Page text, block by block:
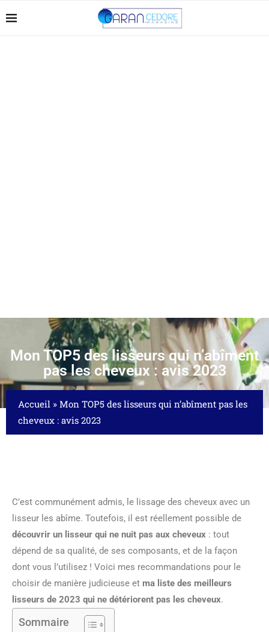
Mon TOP5 des lisseurs qui n’abîment
pas les cheveux : avis 2023
Accueil » Mon TOP5 des lisseurs qui n’abîment pas les
cheveux : avis 2023
C’est communément admis, le lissage des cheveux avec un
lisseur les abîme. Toutefois, il est réellement possible de
découvrir un lisseur qui ne nuit pas aux cheveux : tout
dépend de sa qualité, de ses composants, et de la façon
dont vous l’utilisez ! Voici mes recommandations pour le
choisir de manière judicieuse et ma liste des meilleurs
lisseurs de 2023 qui ne détériorent pas les cheveux.
Sommaire